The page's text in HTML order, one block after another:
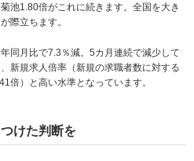
池1.80倍がこれに続きます。全国を大き
際立ちます。
同月比で7.3％減。5カ月連続で減少して
新規求人倍率（新規の求職者数に対する
倍）と高い水準となっています。
けた判断を